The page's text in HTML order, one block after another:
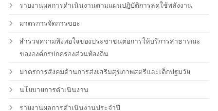
รายงานผลการดำเนินงานตามแผนปฏิบัติการลดใช้พลังงาน
มาตรการจัดการขยะ
สำรวจความพึงพอใจของประชาชนต่อการให้บริการสาธารณะ
ขององค์กรปกครองส่วนท้องถิ่น
มาตรการสังคมด้านการส่งเสริมสุขภาพสตรีและเด็กปฐมวัย
นโยบายการดำเนินงาน
รายงานผลการดำเนินงานประจำปี